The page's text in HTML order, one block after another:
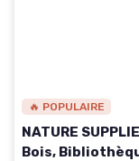
🔥 POPULAIRE
NATURE
Bois,